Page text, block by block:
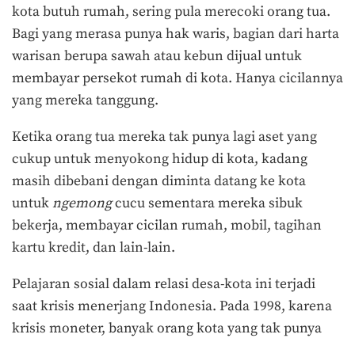
kota butuh rumah, sering pula merecoki orang tua.
Bagi yang merasa punya hak waris, bagian dari harta
warisan berupa sawah atau kebun dijual untuk
membayar persekot rumah di kota. Hanya cicilannya
yang mereka tanggung.
Ketika orang tua mereka tak punya lagi aset yang
cukup untuk menyokong hidup di kota, kadang
masih dibebani dengan diminta datang ke kota
untukngemongcucu sementara mereka sibuk
bekerja, membayar cicilan rumah, mobil, tagihan
kartu kredit, dan lain-lain.
Pelajaran sosial dalam relasi desa-kota ini terjadi
saat krisis menerjang Indonesia. Pada 1998, karena
krisis moneter, banyak orang kota yang tak punya